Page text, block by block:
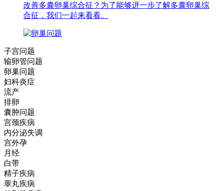
改善多囊卵巢综合征？为了能够进一步了解多囊卵巢综
合征，我们一起来看看。
子宫问题
输卵管问题
卵巢问题
妇科炎症
流产
排卵
囊肿问题
宫颈疾病
内分泌失调
宫外孕
月经
白带
精子疾病
睾丸疾病